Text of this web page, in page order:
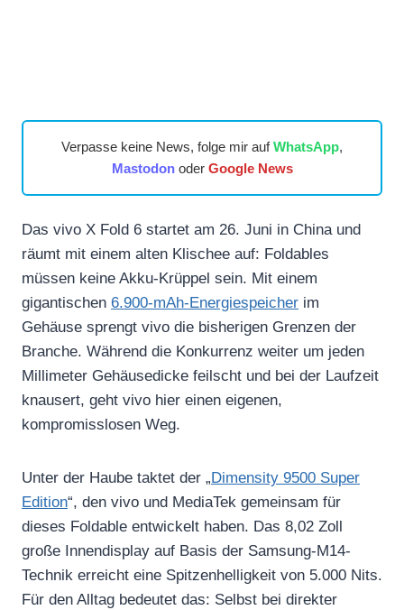
Verpasse keine News, folge mir aufWhatsApp,
Mastodonoder Google News
Das vivo X Fold 6 startet am 26. Juni in China und
räumt mit einem alten Klischee auf: Foldables
müssen keine Akku-Krüppel sein. Mit einem
gigantischen 6.900-mAh-Energiespeicher im
Gehäuse sprengt vivo die bisherigen Grenzen der
Branche. Während die Konkurrenz weiter um jeden
Millimeter Gehäusedicke feilscht und bei der Laufzeit
knausert, geht vivo hier einen eigenen,
kompromisslosen Weg.
Unter der Haube taktet der „Dimensity 9500 Super
Edition“, den vivo und MediaTek gemeinsam für
dieses Foldable entwickelt haben. Das 8,02 Zoll
große Innendisplay auf Basis der Samsung-M14-
Technik erreicht eine Spitzenhelligkeit von 5.000 Nits.
Für den Alltag bedeutet das: Selbst bei direkter